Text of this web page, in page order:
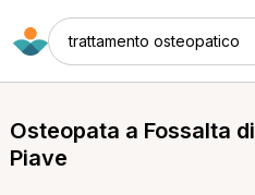
trattamento osteopatico
Osteopata a Fossalta di
Piave